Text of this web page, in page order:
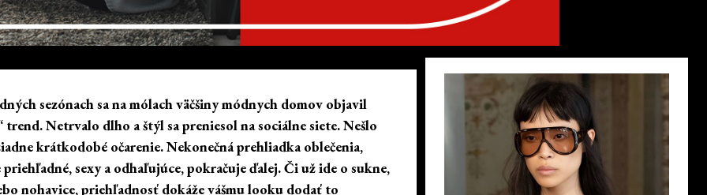
sezónach sa na mólach väčšiny módnych domov objavil
trend. Netrvalo dlho a štýl sa preniesol na sociálne siete. Nešlo
krátkodobé očarenie. Nekonečná prehliadka oblečenia,
sexy a odhaľujúce, pokračuje ďalej. Či už ide o sukne,
nohavice, priehľadnosť dokáže vášmu looku dodať to